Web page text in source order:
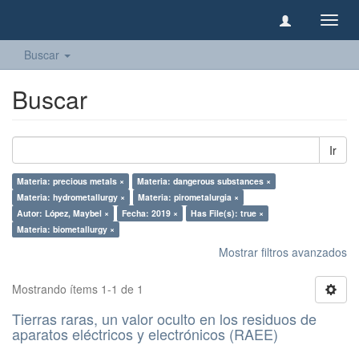
Buscar
Buscar
Ir
Materia: precious metals ×
Materia: dangerous substances ×
Materia: hydrometallurgy ×
Materia: pirometalurgia ×
Autor: López, Maybel ×
Fecha: 2019 ×
Has File(s): true ×
Materia: biometallurgy ×
Mostrar filtros avanzados
Mostrando ítems 1-1 de 1
Tierras raras, un valor oculto en los residuos de
aparatos eléctricos y electrónicos (RAEE)